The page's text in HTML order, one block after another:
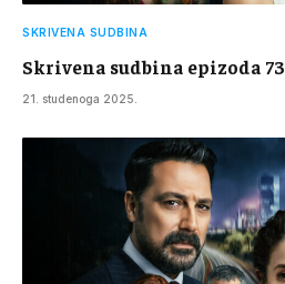
SKRIVENA SUDBINA
Skrivena sudbina epizoda 73
21. studenoga 2025.